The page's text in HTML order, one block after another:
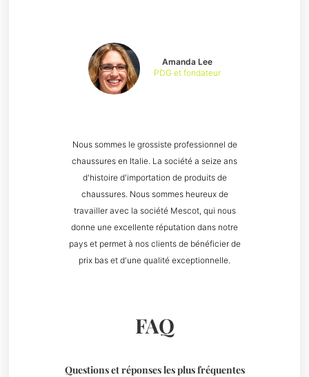
Nous sommes le grossiste professionnel de
chaussures en Italie. La société a seize ans
d'histoire d'importation de produits de
chaussures. Nous sommes heureux de
travailler avec la société Mescot, qui nous
donne une excellente réputation dans notre
pays et permet à nos clients de bénéficier de
prix bas et d'une qualité exceptionnelle.
Amanda Lee
PDG et fondateur
FAQ
Questions et réponses les plus fréquentes